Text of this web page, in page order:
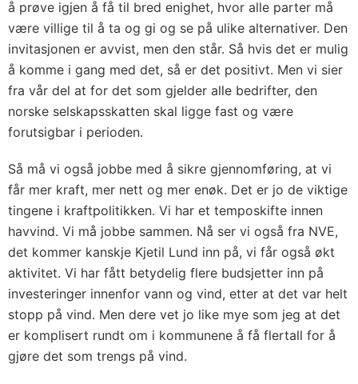
å prøve igjen å få til bred enighet, hvor alle parter må
være villige til å ta og gi og se på ulike alternativer. Den
invitasjonen er avvist, men den står. Så hvis det er mulig
å komme i gang med det, så er det positivt. Men vi sier
fra vår del at for det som gjelder alle bedrifter, den
norske selskapsskatten skal ligge fast og være
forutsigbar i perioden.
Så må vi også jobbe med å sikre gjennomføring, at vi
får mer kraft, mer nett og mer enøk. Det er jo de viktige
tingene i kraftpolitikken. Vi har et temposkifte innen
havvind. Vi må jobbe sammen. Nå ser vi også fra NVE,
det kommer kanskje Kjetil Lund inn på, vi får også økt
aktivitet. Vi har fått betydelig flere budsjetter inn på
investeringer innenfor vann og vind, etter at det var helt
stopp på vind. Men dere vet jo like mye som jeg at det
er komplisert rundt om i kommunene å få flertall for å
gjøre det som trengs på vind.